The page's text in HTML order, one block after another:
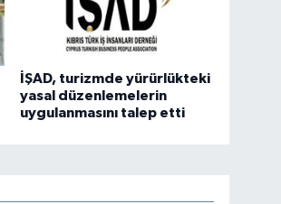
İŞAD, turizmde yürürlükteki
yasal düzenlemelerin
uygulanmasını talep etti